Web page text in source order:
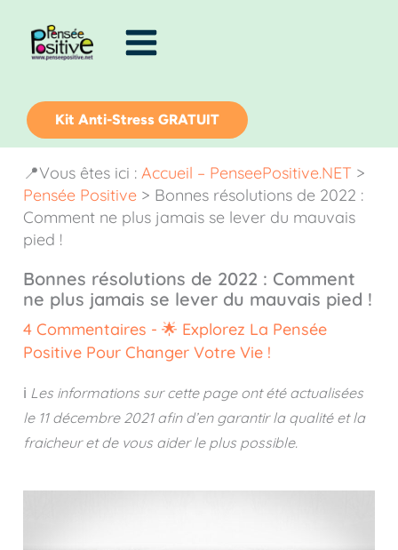
contenu
Kit Anti-Stress GRATUIT
📍Vous êtes ici : Accueil – PenseePositive.NET >
Pensée Positive> Bonnes résolutions de 2022 :
Comment ne plus jamais se lever du mauvais
pied !
Bonnes résolutions de 2022 : Comment
ne plus jamais se lever du mauvais pied !
4 Commentaires - 🌟 Explorez La Pensée
Positive Pour Changer Votre Vie !
ℹ️ Les informations sur cette page ont été actualisées
le 11 décembre 2021afin d’en garantir la qualité et la
fraicheur et de vous aider le plus possible.